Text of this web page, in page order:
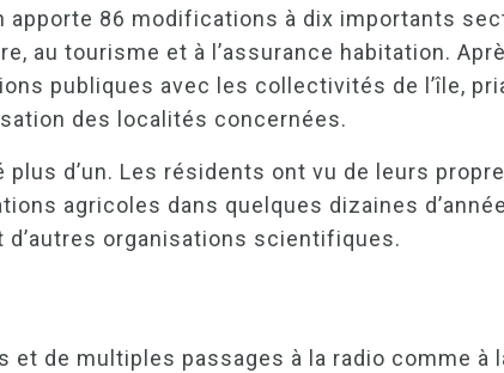
apporte 86 modifications à dix importants
au tourisme et à l’assurance habitation.
publiques avec les collectivités de l’île,
des localités concernées.
d’un. Les résidents ont vu de leurs
agricoles dans quelques dizaines
organisations scientifiques.
de multiples passages à la radio comme à